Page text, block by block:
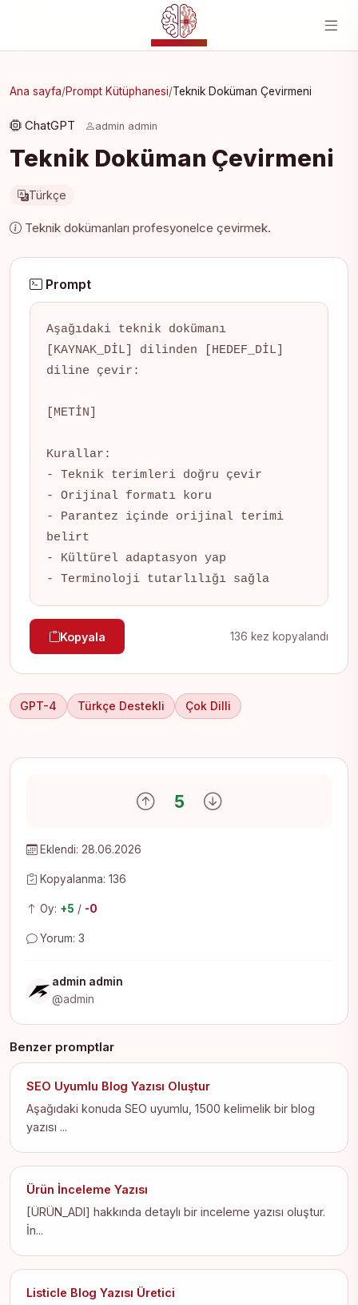
Ana sayfa/Prompt Kütüphanesi/Teknik Doküman Çevirmeni
ChatGPT admin admin
Teknik Doküman Çevirmeni
Türkçe
Teknik dokümanları profesyonelce çevirmek.
Prompt
Aşağıdaki teknik dokümanı
[KAYNAK_DİL] dilinden [HEDEF_DİL]
diline çevir:
[METİN]
Kurallar:
- Teknik terimleri doğru çevir
- Orijinal formatı koru
- Parantez içinde orijinal terimi
belirt
- Kültürel adaptasyon yap
- Terminoloji tutarlılığı sağla
Kopyala 136 kez kopyalandı
GPT-4 Türkçe Destekli Çok Dilli
Olumlu oy ver
5 Olumsuz oy ver
Eklendi: 28.06.2026
Kopyalanma: 136
Oy: +5 / -0
Yorum: 3
admin admin
@admin
Benzer promptlar
SEO Uyumlu Blog Yazısı Oluştur
Aşağıdaki konuda SEO uyumlu, 1500 kelimelik bir blog
yazısı ...
Ürün İnceleme Yazısı
[ÜRÜN_ADI] hakkında detaylı bir inceleme yazısı oluştur.
İn...
Listicle Blog Yazısı Üretici